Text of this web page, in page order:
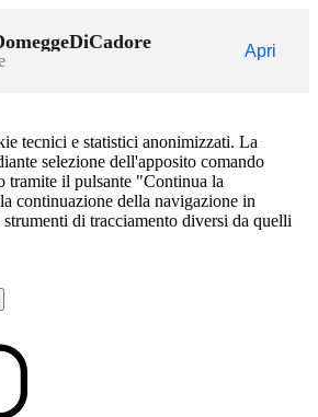
Apri
tecnici e statistici anonimizzati. La
selezione dell'apposito comando
tramite il pulsante "Continua la
continuazione della navigazione in
di tracciamento diversi da quelli